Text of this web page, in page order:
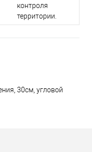
контроля
территории.
30см, угловой